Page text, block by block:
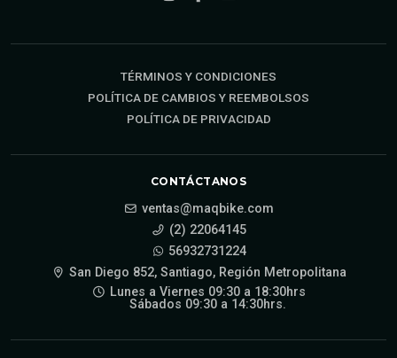
TÉRMINOS Y CONDICIONES
POLÍTICA DE CAMBIOS Y REEMBOLSOS
POLÍTICA DE PRIVACIDAD
CONTÁCTANOS
ventas@maqbike.com
(2) 22064145
56932731224
San Diego 852, Santiago, Región Metropolitana
Lunes a Viernes 09:30 a 18:30hrs
Sábados 09:30 a 14:30hrs.